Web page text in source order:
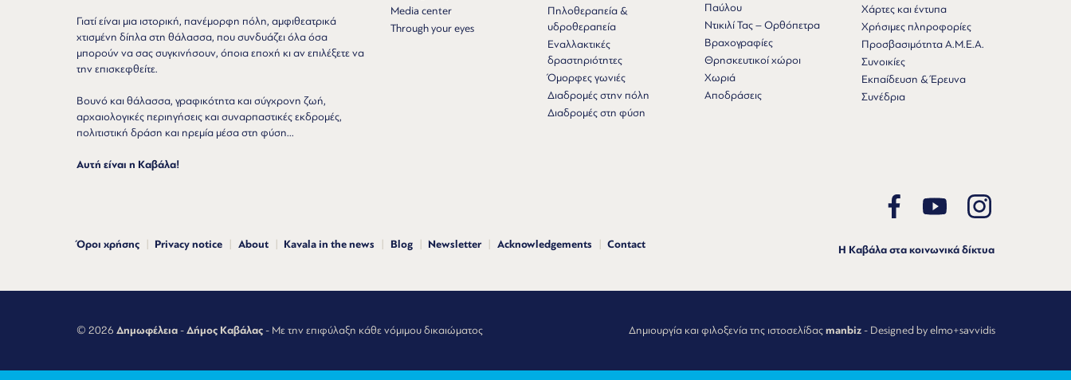
Γιατί είναι μια ιστορική, πανέμορφη πόλη, αμφιθεατρικά
χτισμένη δίπλα στη θάλασσα, που συνδυάζει όλα όσα
μπορούν να σας συγκινήσουν, όποια εποχή κι αν επιλέξετε να
την επισκεφθείτε.
Βουνό και θάλασσα, γραφικότητα και σύγχρονη ζωή,
αρχαιολογικές περιηγήσεις και συναρπαστικές εκδρομές,
πολιτιστική δράση και ηρεμία μέσα στη φύση...
Αυτή είναι η Καβάλα!
Media center
Through your eyes
Πηλοθεραπεία &
υδροθεραπεία
Εναλλακτικές
δραστηριότητες
Όμορφες γωνιές
Διαδρομές στην πόλη
Διαδρομές στη φύση
Παύλου
Ντικιλί Τας – Ορθόπετρα
Βραχογραφίες
Θρησκευτικοί χώροι
Χωριά
Αποδράσεις
Χάρτες και έντυπα
Χρήσιμες πληροφορίες
Προσβασιμότητα Α.Μ.Ε.Α.
Συνοικίες
Εκπαίδευση & Έρευνα
Συνέδρια
Όροι χρήσης Privacy notice About Kavala in the news Blog Newsletter Acknowledgements Contact Η Καβάλα στα κοινωνικά δίκτυα
© 2026 Δημωφέλεια- Δήμος Καβάλας- Με την επιφύλαξη κάθε νόμιμου δικαιώματος Δημιουργία και φιλοξενία της ιστοσελίδας manbiz- Designed by elmo+savvidis